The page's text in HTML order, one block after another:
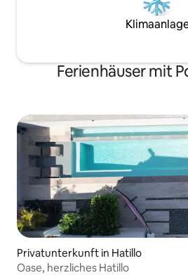
Ferienhäuser mit
Privatunterkunft in Hatillo
Oase, herzliches Hatillo